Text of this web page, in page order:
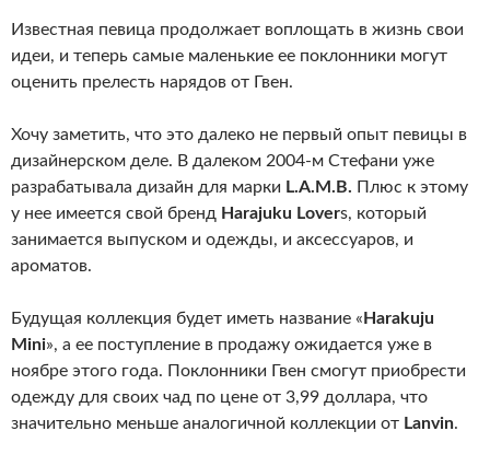
Известная певица продолжает воплощать в жизнь свои
идеи, и теперь самые маленькие ее поклонники могут
оценить прелесть нарядов от Гвен.
Хочу заметить, что это далеко не первый опыт певицы в
дизайнерском деле. В далеком 2004-м Стефани уже
разрабатывала дизайн для марки L.A.M.B. Плюс к этому
у нее имеется свой бренд Harajuku Lovers, который
занимается выпуском и одежды, и аксессуаров, и
ароматов.
Будущая коллекция будет иметь название « Harakuju
Mini», а ее поступление в продажу ожидается уже в
ноябре этого года. Поклонники Гвен смогут приобрести
одежду для своих чад по цене от 3,99 доллара, что
значительно меньше аналогичной коллекции от Lanvin.